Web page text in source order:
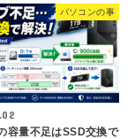
パソコンの事
容量不足はSSD交換で